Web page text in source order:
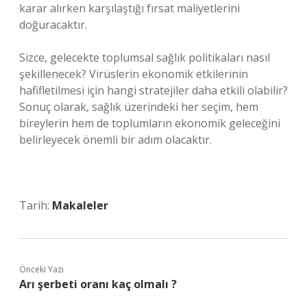
karar alırken karşılaştığı fırsat maliyetlerini
doğuracaktır.
Sizce, gelecekte toplumsal sağlık politikaları nasıl
şekillenecek? Virüslerin ekonomik etkilerinin
hafifletilmesi için hangi stratejiler daha etkili olabilir?
Sonuç olarak, sağlık üzerindeki her seçim, hem
bireylerin hem de toplumların ekonomik geleceğini
belirleyecek önemli bir adım olacaktır.
Tarih: Makaleler
Önceki Yazı
Arı şerbeti oranı kaç olmalı ?